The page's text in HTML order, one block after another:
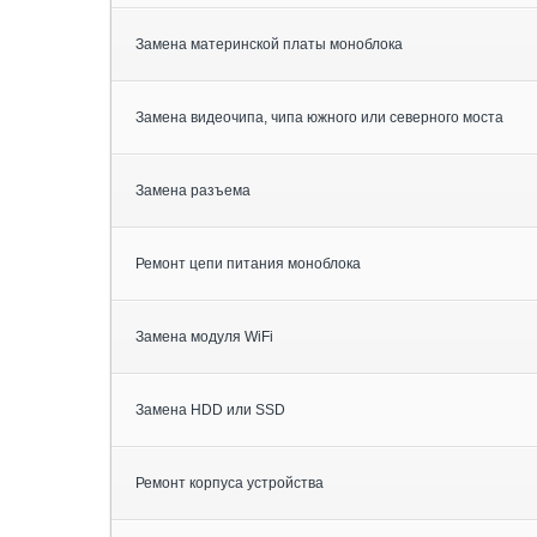
Замена материнской платы моноблока
Замена видеочипа, чипа южного или северного моста
Замена разъема
Ремонт цепи питания моноблока
Замена модуля WiFi
Замена HDD или SSD
Ремонт корпуса устройства